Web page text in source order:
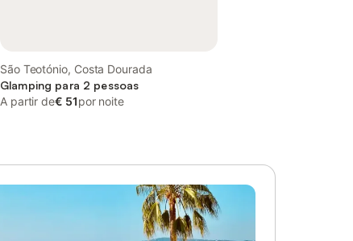
São Teotónio, Costa Dourada
Glamping para 2 pessoas
A partir de€ 51por noite